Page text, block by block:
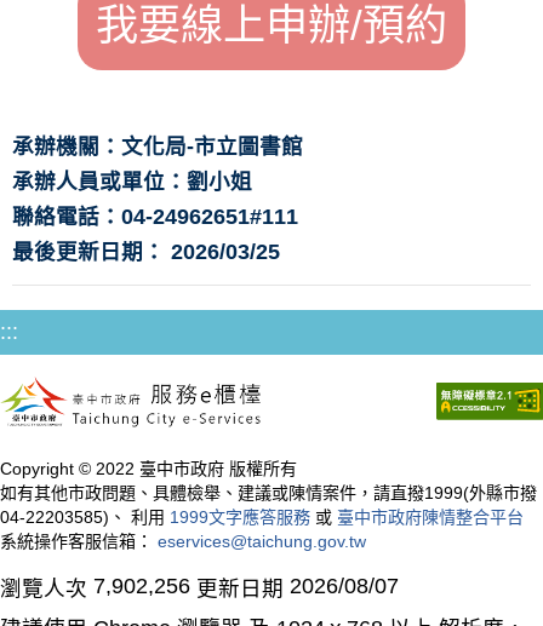
我要線上申辦/預約
承辦機關：文化局-市立圖書館
承辦人員或單位：劉小姐
聯絡電話：04-24962651#111
最後更新日期： 2026/03/25
:::
Copyright © 2022 臺中市政府 版權所有
如有其他市政問題、具體檢舉、建議或陳情案件，請直撥1999(外縣市撥
04-22203585)、 利用 1999文字應答服務 或 臺中市政府陳情整合平台
系統操作客服信箱： eservices@taichung.gov.tw
瀏覽人次 7,902,256 更新日期 2026/08/07